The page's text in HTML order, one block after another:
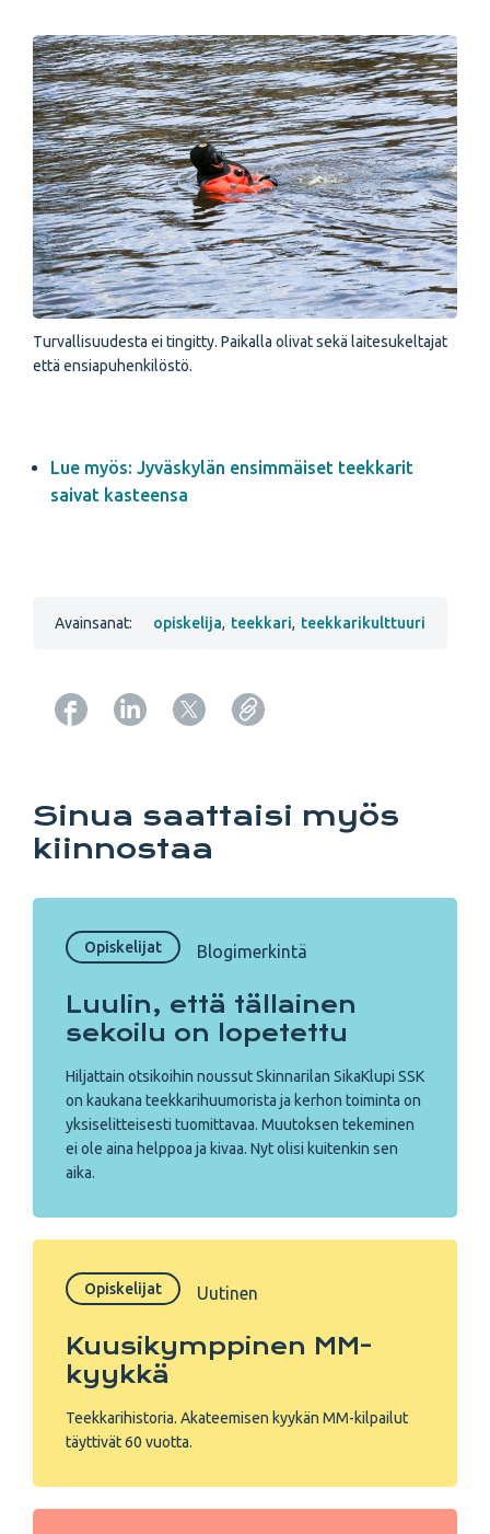
Turvallisuudesta ei tingitty. Paikalla olivat sekä laitesukeltajat
että ensiapuhenkilöstö.
Lue myös: Jyväskylän ensimmäiset teekkarit
saivat kasteensa
Avainsanat: opiskelija, teekkari, teekkarikulttuuri
Sinua saattaisi myös
kiinnostaa
Opiskelijat Blogimerkintä
Luulin, että tällainen
sekoilu on lopetettu
Hiljattain otsikoihin noussut Skinnarilan SikaKlupi SSK
on kaukana teekkarihuumorista ja kerhon toiminta on
yksiselitteisesti tuomittavaa. Muutoksen tekeminen
ei ole aina helppoa ja kivaa. Nyt olisi kuitenkin sen
aika.
Opiskelijat Uutinen
Kuusi­kymppinen MM-
kyykkä
Teekkarihistoria. Akateemisen kyykän MM-kilpailut
täyttivät 60 vuotta.